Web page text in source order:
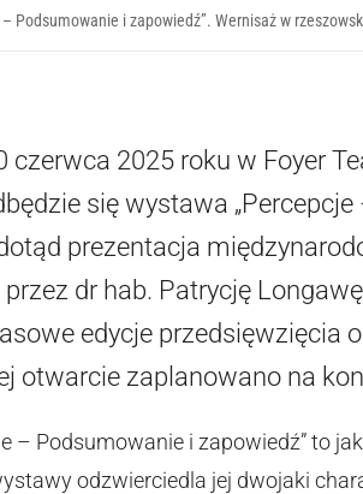
– Podsumowanie i zapowiedź”. Wernisaż w
czerwca 2025 roku w Foyer
się wystawa
prezentacja
dr hab. Patrycję
edycje przedsięwzięcia
otwarcie zaplanowano na
– Podsumowanie i zapowiedź” to
odzwierciedla jej dwojaki